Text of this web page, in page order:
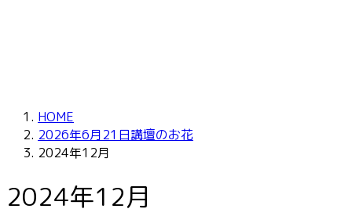
HOME
2026年6月21日講壇のお花
2024年12月
2024年12月